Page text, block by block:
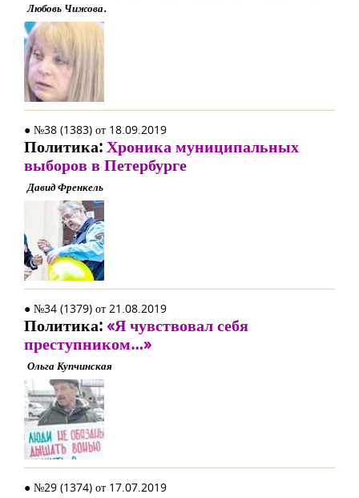
Любовь Чижова.
● №38 (1383) от 18.09.2019
Политика:Хроника муниципальных
выборов в Петербурге
Давид Френкель
● №34 (1379) от 21.08.2019
Политика:«Я чувствовал себя
преступником…»
Ольга Купчинская
● №29 (1374) от 17.07.2019